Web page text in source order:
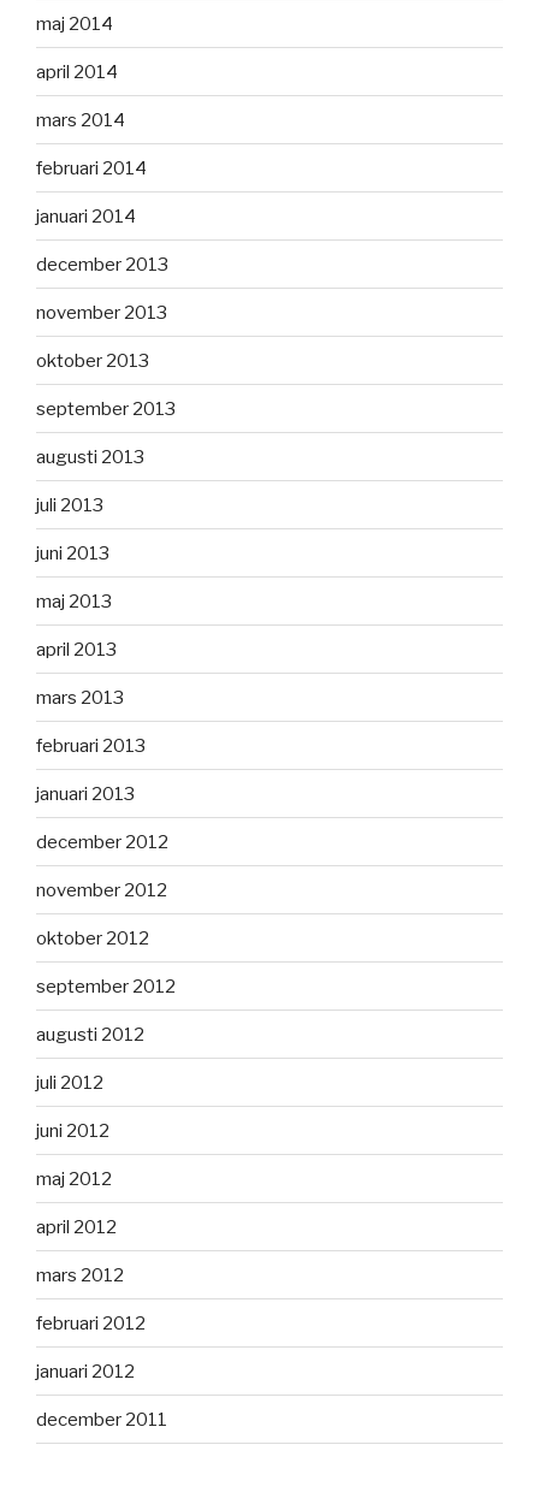
maj 2014
april 2014
mars 2014
februari 2014
januari 2014
december 2013
november 2013
oktober 2013
september 2013
augusti 2013
juli 2013
juni 2013
maj 2013
april 2013
mars 2013
februari 2013
januari 2013
december 2012
november 2012
oktober 2012
september 2012
augusti 2012
juli 2012
juni 2012
maj 2012
april 2012
mars 2012
februari 2012
januari 2012
december 2011